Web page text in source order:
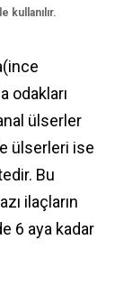
kullanılır.
odakları
ülserler
ülserleri ise
Bu
ilaçların
6 aya kadar